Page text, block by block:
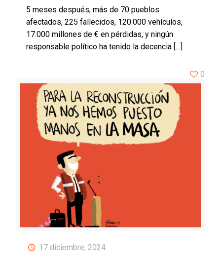
5 meses después, más de 70 pueblos
afectados, 225 fallecidos, 120.000 vehículos,
17.000 millones de € en pérdidas, y ningún
responsable político ha tenido la decencia […]
17 diciembre, 2024
0